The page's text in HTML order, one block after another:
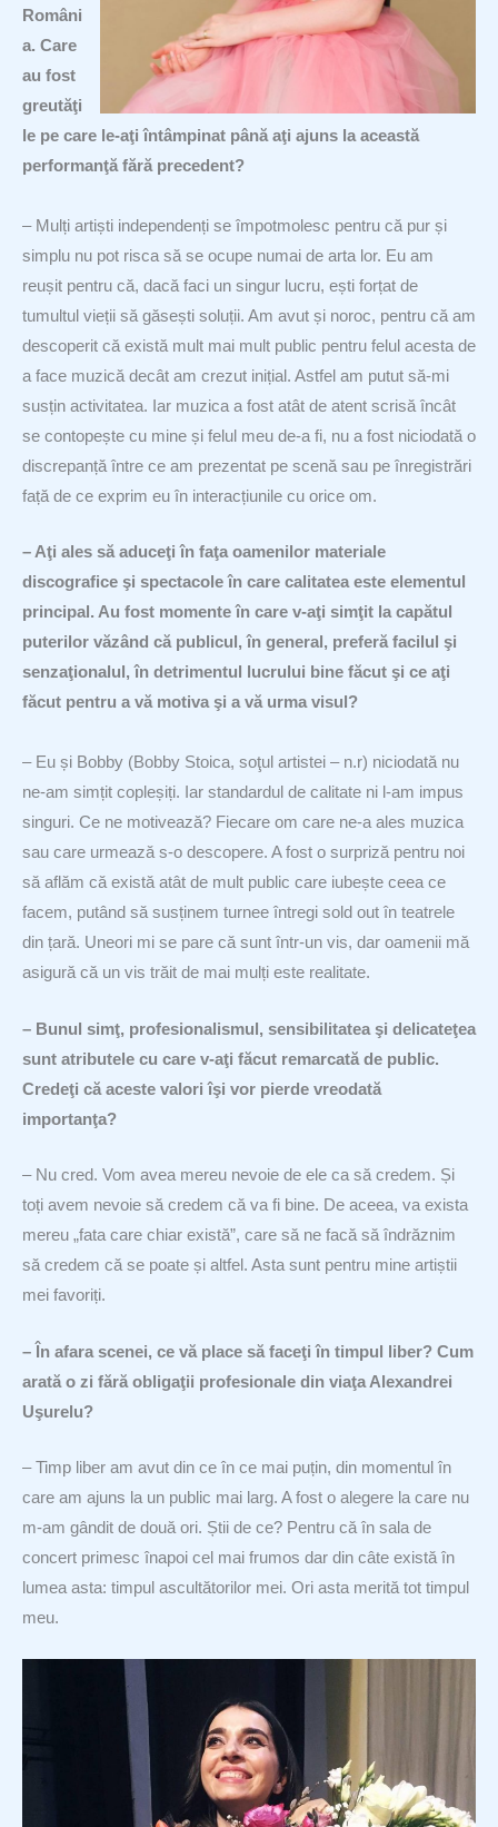
Români
a. Care
au fost
greutăţi
le pe care le-aţi întâmpinat până aţi ajuns la această
performanţă fără precedent?
– Mulți artiști independenți se împotmolesc pentru că pur și
simplu nu pot risca să se ocupe numai de arta lor. Eu am
reușit pentru că, dacă faci un singur lucru, ești forțat de
tumultul vieții să găsești soluții. Am avut și noroc, pentru că am
descoperit că există mult mai mult public pentru felul acesta de
a face muzică decât am crezut inițial. Astfel am putut să-mi
susțin activitatea. Iar muzica a fost atât de atent scrisă încât
se contopește cu mine și felul meu de-a fi, nu a fost niciodată o
discrepanță între ce am prezentat pe scenă sau pe înregistrări
față de ce exprim eu în interacțiunile cu orice om.
– Aţi ales să aduceţi în faţa oamenilor materiale
discografice şi spectacole în care calitatea este elementul
principal. Au fost momente în care v-aţi simţit la capătul
puterilor văzând că publicul, în general, preferă facilul şi
senzaţionalul, în detrimentul lucrului bine făcut şi ce aţi
făcut pentru a vă motiva şi a vă urma visul?
– Eu și Bobby (Bobby Stoica, soţul artistei – n.r) niciodată nu
ne-am simțit copleșiți. Iar standardul de calitate ni l-am impus
singuri. Ce ne motivează? Fiecare om care ne-a ales muzica
sau care urmează s-o descopere. A fost o surpriză pentru noi
să aflăm că există atât de mult public care iubește ceea ce
facem, putând să susținem turnee întregi sold out în teatrele
din țară. Uneori mi se pare că sunt într-un vis, dar oamenii mă
asigură că un vis trăit de mai mulți este realitate.
– Bunul simţ, profesionalismul, sensibilitatea şi delicateţea
sunt atributele cu care v-aţi făcut remarcată de public.
Credeţi că aceste valori îşi vor pierde vreodată
importanţa?
– Nu cred. Vom avea mereu nevoie de ele ca să credem. Și
toți avem nevoie să credem că va fi bine. De aceea, va exista
mereu „fata care chiar există”, care să ne facă să îndrăznim
să credem că se poate și altfel. Asta sunt pentru mine artiștii
mei favoriți.
– În afara scenei, ce vă place să faceţi în timpul liber? Cum
arată o zi fără obligaţii profesionale din viaţa Alexandrei
Uşurelu?
– Timp liber am avut din ce în ce mai puțin, din momentul în
care am ajuns la un public mai larg. A fost o alegere la care nu
m-am gândit de două ori. Știi de ce? Pentru că în sala de
concert primesc înapoi cel mai frumos dar din câte există în
lumea asta: timpul ascultătorilor mei. Ori asta merită tot timpul
meu.